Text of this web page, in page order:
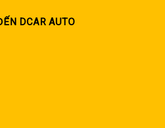
DCAR AUTO